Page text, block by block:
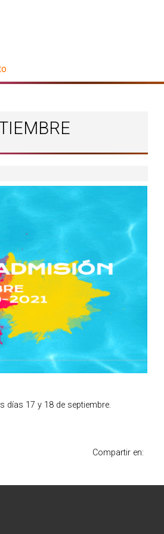
días 17 y 18 de septiembre.
Compartir en: